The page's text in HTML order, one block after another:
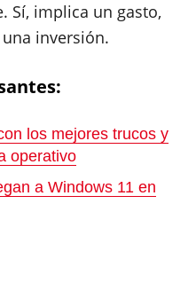
Sí, implica un gasto,
inversión.
los mejores trucos y
operativo
a Windows 11 en